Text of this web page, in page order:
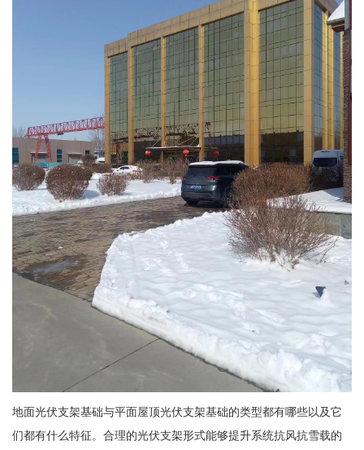
地面光伏支架基础与平面屋顶光伏支架基础的类型都有哪些以及它
们都有什么特征。合理的光伏支架形式能够提升系统抗风抗雪载的